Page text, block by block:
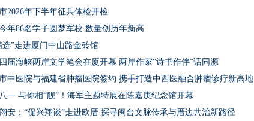
2026年下半年征兵体检开检
年86名学子圆梦军校 数量创历年新高
选”走进厦门中山路金砖馆
届海峡两岸文学笔会在厦开幕 两岸作家“诗书作伴”话同源
中医院与福建省肿瘤医院签约 携手打造中西医融合肿瘤诊疗新高地
一 与你相“舰”！海军主题特展在陈嘉庚纪念馆开幕
安：“促兴翔谈”走进欧厝 探寻闽台文脉传承与厝边共治新路径